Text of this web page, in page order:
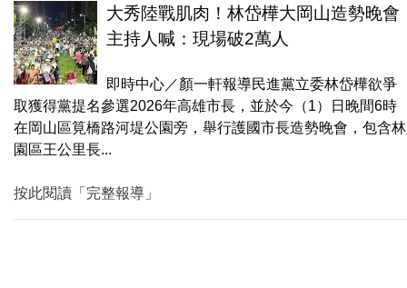
大秀陸戰肌肉！林岱樺大岡山造勢晚會
主持人喊：現場破2萬人
即時中心／顏一軒報導民進黨立委林岱樺欲爭
取獲得黨提名參選2026年高雄市長，並於今（1）日晚間6時
在岡山區筧橋路河堤公園旁，舉行護國市長造勢晚會，包含林
園區王公里長...
按此閱讀「完整報導」